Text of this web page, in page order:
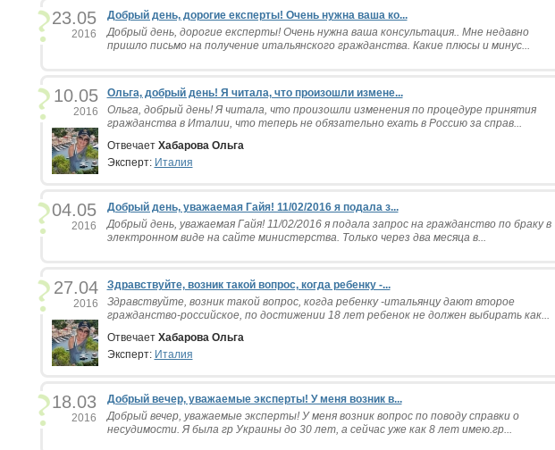
23.05
2016
Добрый день, дорогие експерты! Очень нужна ваша ко...
Добрый день, дорогие експерты! Очень нужна ваша консультация.. Мне недавно
пришло письмо на получение итальянского гражданства. Какие плюсы и минус...
10.05
2016
Ольга, добрый день! Я читала, что произошли измене...
Ольга, добрый день! Я читала, что произошли изменения по процедуре принятия
гражданства в Италии, что теперь не обязательно ехать в Россию за справ...
Отвечает Хабарова Ольга
Эксперт: Италия
04.05
2016
Добрый день, уважаемая Гайя! 11/02/2016 я подала з...
Добрый день, уважаемая Гайя! 11/02/2016 я подала запрос на гражданство по браку в
электронном виде на сайте министерства. Только через два месяца в...
27.04
2016
Здравствуйте, возник такой вопрос, когда ребенку -...
Здравствуйте, возник такой вопрос, когда ребенку -итальянцу дают второе
гражданство-российское, по достижении 18 лет ребенок не должен выбирать как...
Отвечает Хабарова Ольга
Эксперт: Италия
18.03
2016
Добрый вечер, уважаемые эксперты! У меня возник в...
Добрый вечер, уважаемые эксперты! У меня возник вопрос по поводу справки о
несудимости. Я была гр Украины до 30 лет, а сейчас уже как 8 лет имею.гр...